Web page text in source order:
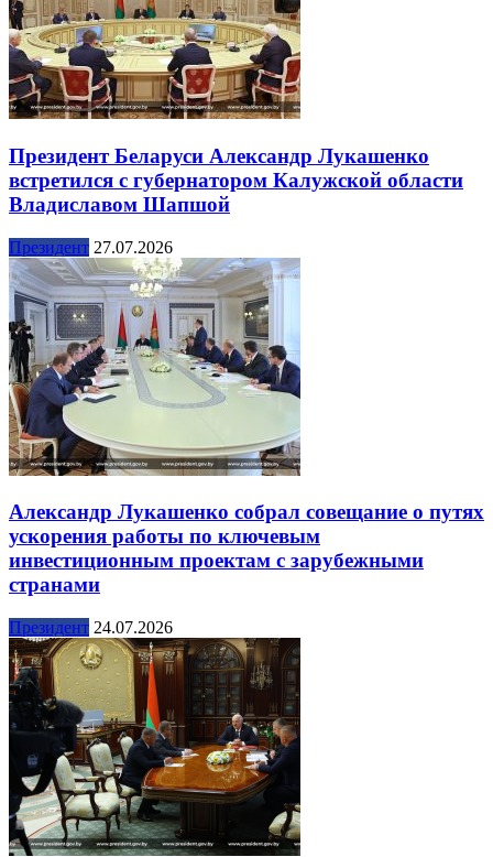
Президент Беларуси Александр Лукашенко
встретился с губернатором Калужской области
Владиславом Шапшой
Президент 27.07.2026
Александр Лукашенко собрал совещание о путях
ускорения работы по ключевым
инвестиционным проектам с зарубежными
странами
Президент 24.07.2026